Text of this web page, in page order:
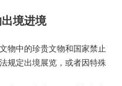
境进境
中的珍贵文物和国家禁止
规定出境展览，或者因特殊